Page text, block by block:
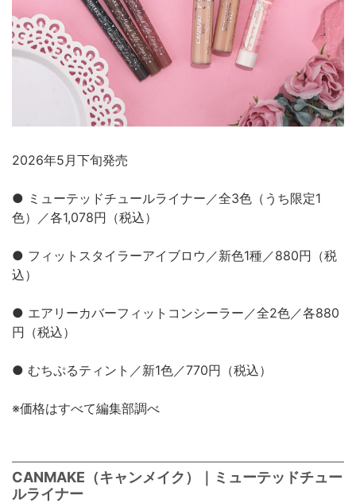
2026年5月下旬発売
● ミューテッドチュールライナー／全3色（うち限定1
色）／各1,078円（税込）
● フィットスタイラーアイブロウ／新色1種／880円（税
込）
● エアリーカバーフィットコンシーラー／全2色／各880
円（税込）
● むちぷるティント／新1色／770円（税込）
※価格はすべて編集部調べ
CANMAKE（キャンメイク）｜ミューテッドチュー
ルライナー